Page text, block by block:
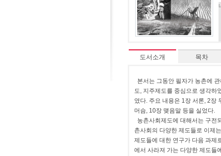
도서소개 목차
본서는 그동안 필자가 농촌에
도, 지주제도를 중심으로 생각하
였다. 주요 내용은 1장 서론, 2장
머슴, 10장 맺음말 등을 실었다.
농촌사회제도에 대해서는 구전
촌사회의 다양한 제도들로 이제
제도들에 대한 연구가 다음 과제
에서 사라져 가는 다양한 제도들